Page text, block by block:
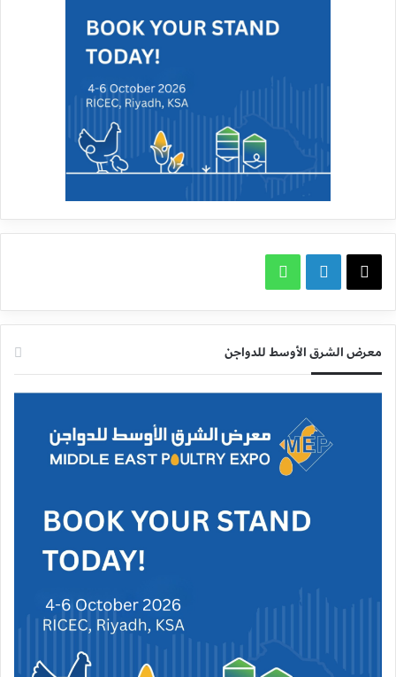
لينكدإن
معرض الشرق الأوسط للدواجن